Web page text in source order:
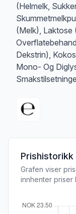
(Helmelk,
(Melk), Laktose
Dekstrin),
Mono- Og
Prishistorikk
Grafen viser
innhenter priser